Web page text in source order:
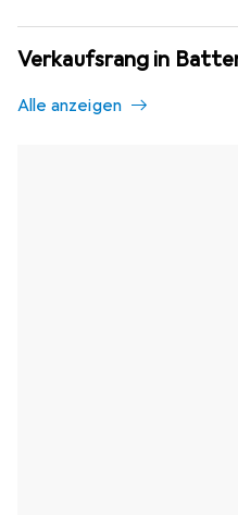
Verkaufsrang in
Alle anzeigen